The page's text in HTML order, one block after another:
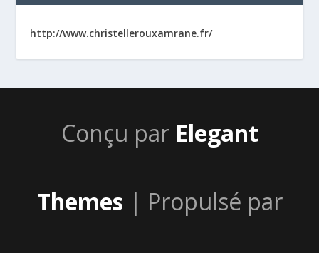
http://www.christellerouxamrane.fr/
Conçu par Elegant
Themes | Propulsé par